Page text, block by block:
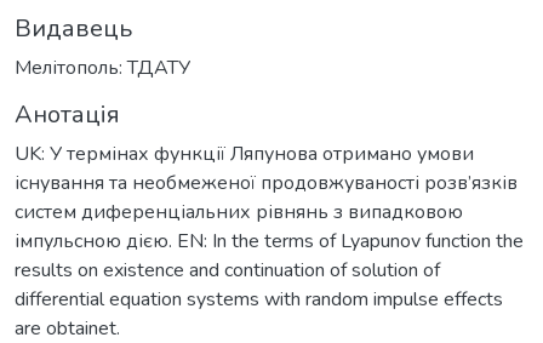
Видавець
Мелітополь: ТДАТУ
Анотація
UK: У термінах функції Ляпунова отримано умови
існування та необмеженої продовжуваності розв’язків
систем диференціальних рівнянь з випадковою
імпульсною дією. EN: In the terms of Lyapunov function the
results on existence and continuation of solution of
differential equation systems with random impulse effects
are obtainet.